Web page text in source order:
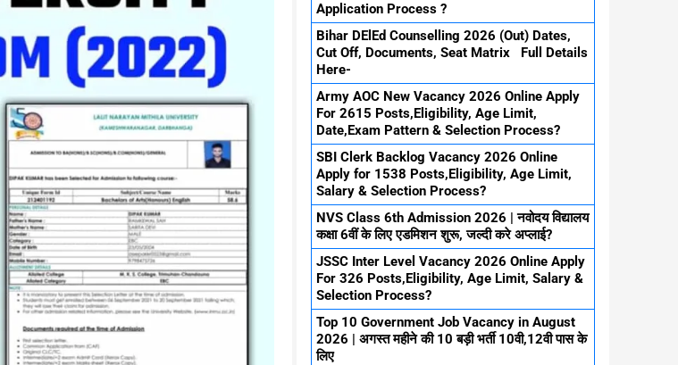
Application Process ?
Bihar DElEd Counselling 2026 (Out) Dates,
Cut Off, Documents, Seat Matrix Full Details
Here-
Army AOC New Vacancy 2026 Online Apply
For 2615 Posts,Eligibility, Age Limit,
Date,Exam Pattern & Selection Process?
SBI Clerk Backlog Vacancy 2026 Online
Apply for 1538 Posts,Eligibility, Age Limit,
Salary & Selection Process?
NVS Class 6th Admission 2026 | नवोदय विद्यालय
कक्षा 6वीं के लिए एडमिशन शुरू, जल्दी करे अप्लाई?
JSSC Inter Level Vacancy 2026 Online Apply
For 326 Posts,Eligibility, Age Limit, Salary &
Selection Process?
Top 10 Government Job Vacancy in August
2026 | अगस्त महीने की 10 बड़ी भर्ती 10वी,12वी पास के
लिए